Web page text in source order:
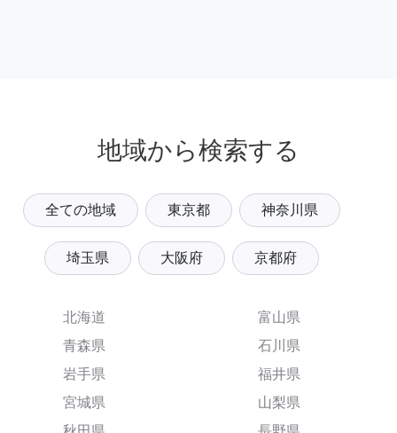
地域から検索する
全ての地域 東京都 神奈川県
埼玉県 大阪府 京都府
北海道
青森県
岩手県
宮城県
富山県
石川県
福井県
山梨県